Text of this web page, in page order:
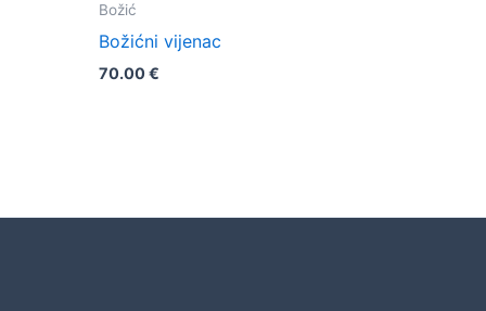
Božić
Božićni vijenac
70.00€